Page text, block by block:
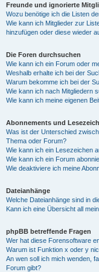
Freunde und ignorierte
Wozu benötige ich die Listen
Wie kann ich Mitglieder zur
hinzufügen oder diese wieder
Die Foren durchsuchen
Wie kann ich ein Forum oder
Weshalb erhalte ich bei der
Warum bekomme ich bei der
Wie kann ich nach Mitgliedern
Wie kann ich meine eigenen
Abonnements und
Was ist der Unterschied
Thema oder Forum?
Wie kann ich ein Lesezeichen
Wie kann ich ein Forum
Wie deaktiviere ich meine
Dateianhänge
Welche Dateianhänge sind in
Kann ich eine Übersicht all
phpBB betreffende Fragen
Wer hat diese Forensoftware
Warum ist Funktion x oder y
An wen soll ich mich wenden,
Forum gibt?